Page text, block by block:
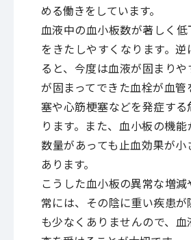
める働きをしています。
血液中の血小板数が著しく
をきたしやすくなります。
ると、今度は血液が固まり
が固まってできた血栓が血
塞や心筋梗塞などを発症す
ります。また、血小板の機能
数量があっても止血効果が小
あります。
こうした血小板の異常な増
常には、その陰に重い疾患が
も少なくありませんので、